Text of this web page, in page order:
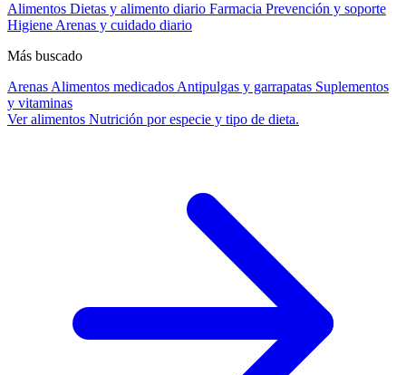
Alimentos Dietas y alimento diario Farmacia Prevención y soporte
Higiene Arenas y cuidado diario
Más buscado
Arenas Alimentos medicados Antipulgas y garrapatas Suplementos
y vitaminas
Ver alimentos Nutrición por especie y tipo de dieta.